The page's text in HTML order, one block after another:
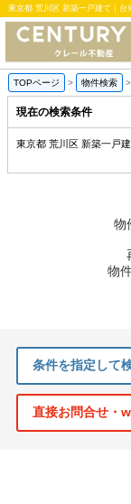
TOPページ > 物件検索 >
現在の検索条件
東京都 荒川区 新築一戸
物
物
条件を指定して
直接お問合せ・